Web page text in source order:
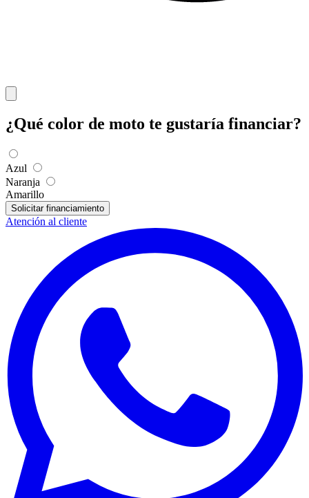
¿Qué color de moto te gustaría financiar?
Azul
Naranja
Amarillo
Solicitar financiamiento
Atención al cliente